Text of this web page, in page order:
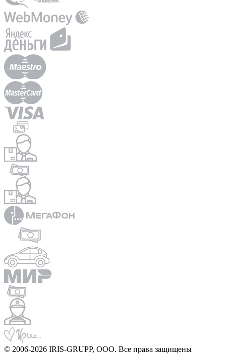
© 2006-2026 IRIS-GRUPP, OOO. Все права защищены